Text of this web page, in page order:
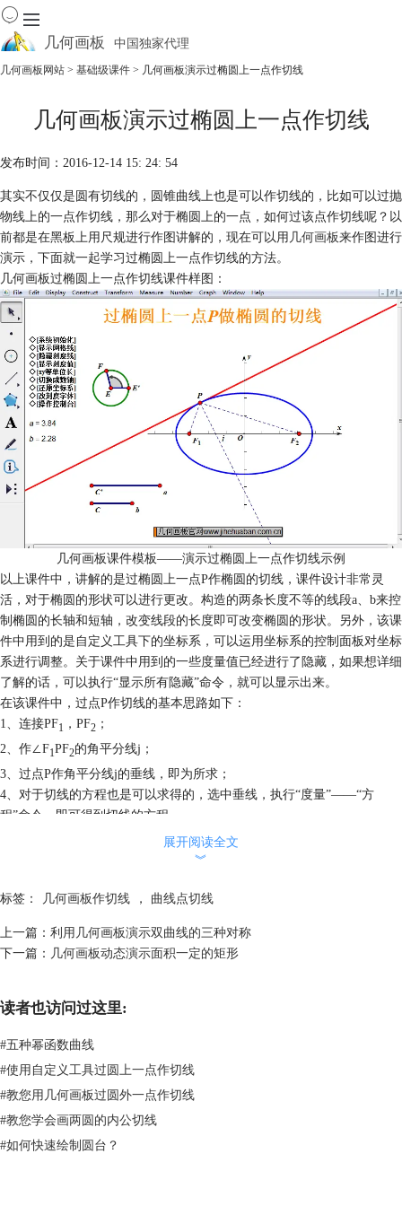
几何画板 中国独家代理
资源中心
软件商城
几何画板网站 > 基础级课件 > 几何画板演示过椭圆上一点作切线
几何画板演示过椭圆上一点作切线
发布时间：2016-12-14 15: 24: 54
其实不仅仅是圆有切线的，圆锥曲线上也是可以作切线的，比如可以过抛
物线上的一点作切线，那么对于椭圆上的一点，如何过该点作切线呢？以
前都是在黑板上用尺规进行作图讲解的，现在可以用 几何画板来作图进行
演示，下面就一起学习过椭圆上一点作切线的方法。
几何画板过椭圆上一点作切线课件样图：
几何画板课件模板——演示过椭圆上一点作切线示例
以上课件中，讲解的是过椭圆上一点P作椭圆的切线，课件设计非常灵
活，对于椭圆的形状可以进行更改。构造的两条长度不等的线段a、b来控
制椭圆的长轴和短轴，改变线段的长度即可改变椭圆的形状。另外，该课
件中用到的是自定义工具下的坐标系，可以运用坐标系的控制面板对坐标
系进行调整。关于课件中用到的一些度量值已经进行了隐藏，如果想详细
了解的话，可以执行“显示所有隐藏”命令，就可以显示出来。
在该课件中，过点P作切线的基本思路如下：
1、连接PF1 ，PF2 ；
2、作∠F1PF2的角平分线j；
3、过点P作角平分线j的垂线，即为所求；
4、对于切线的方程也是可以求得的，选中垂线，执行“度量”——“方
程”命令，即可得到切线的方程。
点击下面的“下载模板”按钮，即可下载该课件，用来给学生们讲解如何过
椭圆上一点作切线，使学生们明白切线是如何作出来的。对初学几何画板
教程给大家参考，具体教程可参考：几何画板如何作曲线点切线？
展开阅读全文
︾
标签： 几何画板作切线 ， 曲线点切线
上一篇： 利用几何画板演示双曲线的三种对称
下一篇： 几何画板动态演示面积一定的矩形
读者也访问过这里:
#五种幂函数曲线
#使用自定义工具过圆上一点作切线
#教您用几何画板过圆外一点作切线
#教您学会画两圆的内公切线
#如何快速绘制圆台？